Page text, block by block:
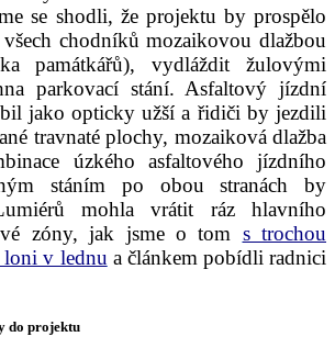
se shodli, že projektu by prospělo
chodníků mozaikovou dlažbou
památkářů), vydláždit žulovými
parkovací stání. Asfaltový jízdní
jako opticky užší a řidiči by jezdili
travnaté plochy, mozaiková dlažba
úzkého asfaltového jízdního
stáním po obou stranách by
mohla vrátit ráz hlavního
zóny, jak jsme o tom s trochou
loni v lednu a článkem pobídli radnici
do projektu